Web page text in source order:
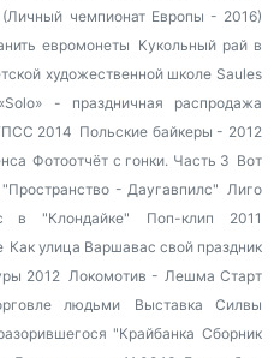
чемпионат Европы - 2016)
евромонеты Кукольный рай в
художественной школе Saules
- праздничная распродажа
2014 Польские байкеры - 2012
Фотоотчёт с гонки. Часть 3 Вот
- Даугавпилс" Лиго
в "Клондайке"
Поп-клип 2011
Как улица Варшавас свой праздник
2012 Локомотив - Лешма Старт
людьми
Выставка Силвы
"Крайбанка Сборник